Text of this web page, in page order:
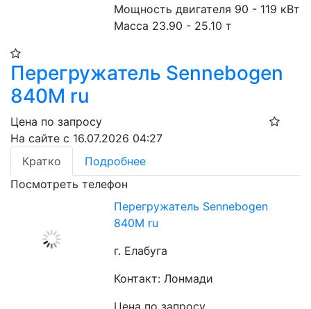
Мощность двигателя 90 - 119 кВт
Масса 23.90 - 25.10 т
Перегружатель Sennebogen
840M ru
Цена по запросу
На сайте с 16.07.2026 04:27
Кратко
Подробнее
Посмотреть телефон
Перегружатель Sennebogen
840M ru
г. Елабуга
Контакт: Лонмади
Цена по запросу